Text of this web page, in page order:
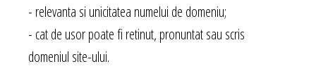
- relevanta si unicitatea numelui de domeniu;
- cat de usor poate fi retinut, pronuntat sau scris
domeniul site-ului.